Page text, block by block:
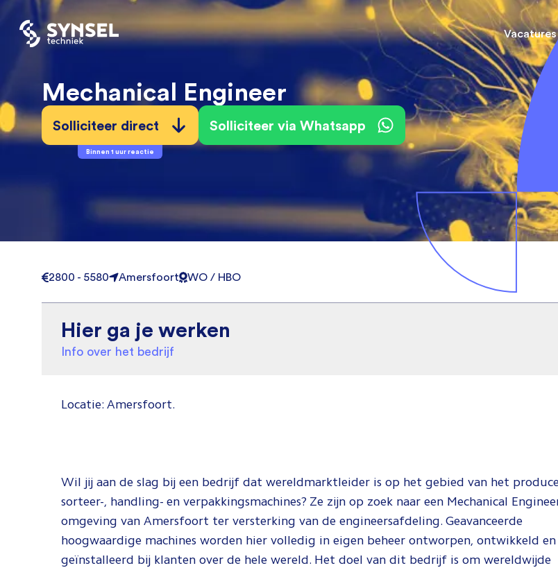
Vacatures
(Field) Service Engineers
Software & Electrical
Engineers
Monteurs binnendienst
Technisch-Commercieel
(Field) Service
Software &
Engineers
Monteurs
Mechanical Engineer
Solliciteer direct
Binnen 1 uur reactie
Solliciteer via Whatsapp
2800 - 5580 Amersfoort WO / HBO
Hier ga je werken
Info over het bedrijf
Locatie: Amersfoort.
Wil jij aan de slag bij een bedrijf dat wereldmarktleider is op het gebied van het
sorteer-, handling- en verpakkingsmachines? Ze zijn op zoek naar een Mechanical
omgeving van Amersfoort ter versterking van de engineersafdeling. Geavanceerde
hoogwaardige machines worden hier volledig in eigen beheer ontworpen, ontwikkeld en
geïnstalleerd bij klanten over de hele wereld. Het doel van dit bedrijf is om wereldwijde